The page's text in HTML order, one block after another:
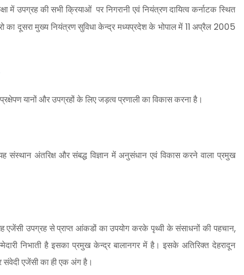
में उपग्रह की सभी क्रियाओं पर निगरानी एवं नियंत्रण दायित्व कर्नाटक स्थित
का दूसरा मुख्य नियंत्रण सुविधा केन्द्र मध्यप्रदेश के भोपाल में 11 अप्रैल 2005
यानों और उपग्रहों के लिए जड़त्व प्रणाली का विकास करना है।
संस्थान अंतरिक्ष और संबद्ध विज्ञान में अनुसंधान एवं विकास करने वाला प्रमुख
एजेंसी उपग्रह से प्राप्त आंकडों का उपयोग करके पृथ्वी के संसाधनों की पहचान,
निभाती है इसका प्रमुख केन्द्र बालानगर में है। इसके अतिरिक्त देहरादून
संवेदी एजेंसी का ही एक अंग है।